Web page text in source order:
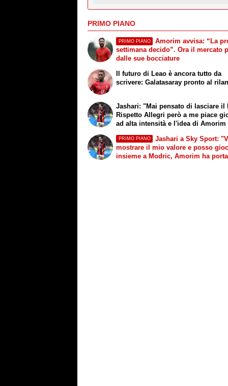
PRIMO PIANO
PRIMO PIANO
Amorim avvisa: “La
settimana decido”. Ora il mercato
dalle sue bocciature
Il futuro di Leao è ancora tutto da
scrivere: Galatasaray pronto al
Jashari: "Mai pensato di lasciare il
Rispetto Allegri però a me piace
ad alta intensità e l'idea di Amorim
PRIMO PIANO
Jashari a Sky Sport:
mostrare il mio valore e posso
insieme a Modric, Amorim ha